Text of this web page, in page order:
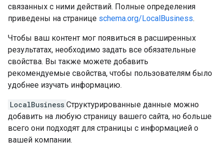
связанных с ними действий. Полные определения
приведены на странице schema.org/LocalBusiness.
Чтобы ваш контент мог появиться в расширенных
результатах, необходимо задать все обязательные
свойства. Вы также можете добавить
рекомендуемые свойства, чтобы пользователям было
удобнее изучать информацию.
LocalBusiness Структурированные данные можно
добавить на любую страницу вашего сайта, но больше
всего они подходят для страницы с информацией о
вашей компании.